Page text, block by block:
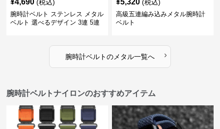
¥4,690 (税込)
腕時計ベルト ステンレス メタル
ベルト 選べるデザイン 3連 5連
¥5,320 (税込)
高級五連編み込みメタル腕時計
ベルト
腕時計ベルトのメタル一覧へ ›
腕時計ベルトナイロンのおすすめアイテム